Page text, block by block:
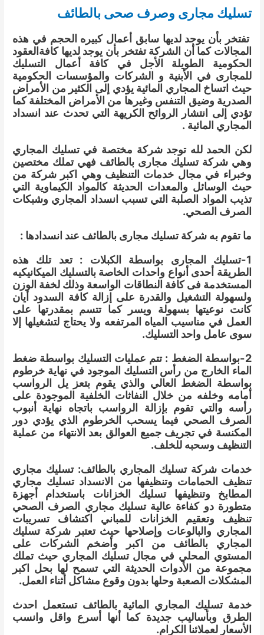
تسليك مجارى وصرف صحى بالطائف
تفتخر بأن يوجد لديها سابق أعمال كبيره الحجم في هذه
المجالات كما أن الشركة تفتخر بأن يوجد لديها كافةالعقود
الحكومية الطويلة الأجل في كافة أعمال التسليك
للمجارى في الأبنية و الشركات والمؤسسات الحكومية
حيث اتساخ المجاري المائية يؤدي إلى الكثير من الأمراض
الصدرية وضيق التنفس وغيرها من الأمراض المختلفة كما
تؤدي إلى انتشار الروائح الكريهة التي تحدث عند انسداد
المجاري المائية .
لكن الحمد لله توجد شركة مختصة في تسليك المجاري
وهي شركة تسليك مجارى بالطائف فهي تملك مختصين
وخبراء في مجال خدمات التنظيف وهي اكبر شركة من
حيث الوسائل والمعدات الحديثة كالمواد الكيماوية التي
تذيب المواد الصلبة التي تسبب انسداد المجاري وشبكات
الصرف الصحي.
ما تقوم به شركة تسليك مجارى بالطائف عند انسدادها :
1-تسليك المجارى بواسطة الكبلات : تعد تلك هذه
الطريقة أحدى أنواع واحدات الخاصة بالتسليك الميكانيكيه
المستخدمة فى كافة النطاقات الواسعة وذلك لخفة الوزن
ولسهولة التشغيل والقدرة على إزالة كافة السدود أيان
كانت نوعيتها بسهولة ويسر كما تتسم بمقدرتها على
العمل في مناسيب المياه المرتفعه ولا يحتاج لتشغيلها إلا
سوى عامل واحد التسليك.
2-بواسطة الضغط : تتم عمليات التسليك بواسطة ضغط
الماء الخارج من رأس التسليك الموجود في نهاية خرطوم
بواسطة الضغط العالي والذي يقوم بتعز يل الرواسب
أمامه وخلفه من خلال النفاثات الخلفية الموجودة على
رأسه والتي تقوم بإزالة الرواسب باتجاه نهاية أنبوب
الصرف الصحي فيما يسحب الخرطوم الذي يؤدي دور
المكنسة في تجريف جميع العوالق بعد الانتهاء من عملية
التنظيف وسحبه للخلف.
خدمات شركة تسليك المجاري بالطائف: تسليك مجاري
تنظيف الحمامات وتنظيفها من الانسداد تسليك مجاري
المطابخ وتنظيفها تسليك الخزانات باستخدام أجهزة
متطورة دو كفاءة عالية تسليك مجاري الصرف الصحي
تنظيف وتعقيم الخزانات للمباني اكتشاف تسريبات
المجاري والبالوعات وإصلاحها حيث تعتبر شركة تسليك
المجاري بالطائف من اكبر وأضخم الشركات على
المستوي المحلي في مجال تسليك المجاري حيث تملك
مجموعة من الأدوات الحديثة التي تسمح لها بحل اكبر
المشكلات الصعبة وحلها بدون وقوع مشاكل أثناء العمل.
خدمة تسليك المجاري المائية بالطائف تستعمل احدث
الطرق وبأساليب جديدة كما أنها أسرع واقل وانسب
الأسعار لعملائنا الكرام.